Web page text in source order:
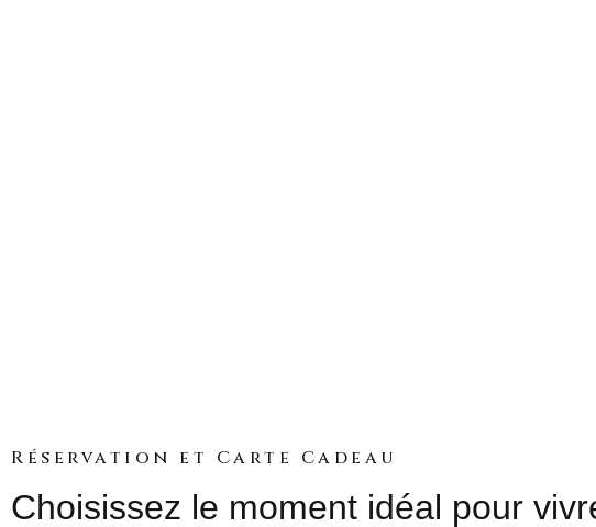
Réservation et Carte Cadeau
Choisissez le moment idéal pour